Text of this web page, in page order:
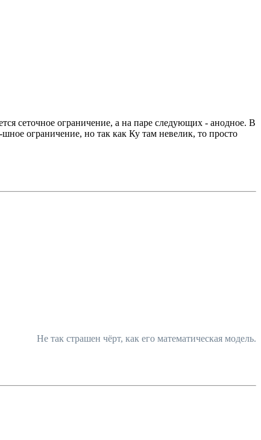
сеточное ограничение, а на паре следующих - анодное. В
ограничение, но так как Ку там невелик, то просто
Не так страшен чёрт, как его математическая модель.